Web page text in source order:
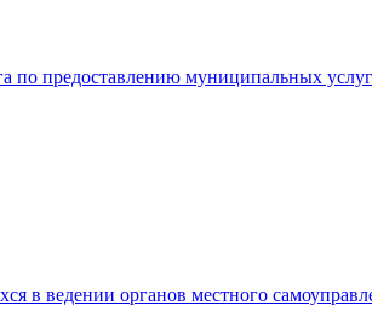
по предоставлению муниципальных услуг
в ведении органов местного